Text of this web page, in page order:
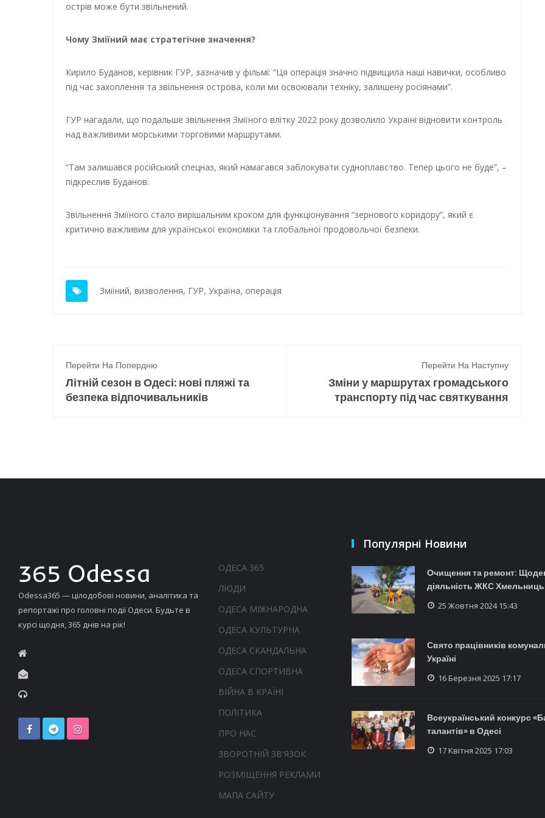
острів може бути звільнений.
Чому Зміїний має стратегічне значення?
Кирило Буданов, керівник ГУР, зазначив у фільмі: “Ця операція значно підвищила наші навички, особливо
під час захоплення та звільнення острова, коли ми освоювали техніку, залишену росіянами”.
ГУР нагадали, що подальше звільнення Зміїного влітку 2022 року дозволило Україні відновити контроль
над важливими морськими торговими маршрутами.
“Там залишався російський спецназ, який намагався заблокувати судноплавство. Тепер цього не буде”, –
підкреслив Буданов.
Звільнення Зміїного стало вирішальним кроком для функціонування “зернового коридору”, який є
критично важливим для української економіки та глобальної продовольчої безпеки.
Зміїний, визволення, ГУР, Україна, операція
Перейти На Попердню
Літній сезон в Одесі: нові пляжі та
безпека відпочивальників
Перейти На Наступну
Зміни у маршрутах громадського
транспорту під час святкування
Odessa365 — цілодобові новини, аналітика та
репортажі про головні події Одеси. Будьте в
курсі щодня, 365 днів на рік!
ОДЕСА 365
ЛЮДИ
ОДЕСА МІЖНАРОДНА
ОДЕСА КУЛЬТУРНА
ОДЕСА СКАНДАЛЬНА
ОДЕСА СПОРТИВНА
ВІЙНА В КРАЇНІ
ПОЛІТИКА
ПРО НАС
ЗВОРОТНІЙ ЗВ'ЯЗОК
РОЗМІЩЕННЯ РЕКЛАМИ
МАПА САЙТУ
Популярні Новини
Очищення та ремонт:
діяльність ЖКС
25 Жовтня 2024 15:43
Свято працівників
Україні
16 Березня 2025 17:17
Всеукраїнський конкурс
талантів» в Одесі
17 Квітня 2025 17:03